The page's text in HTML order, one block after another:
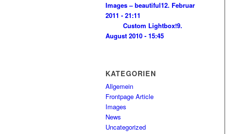
Images – beautiful12. Februar
2011 - 21:11
Custom Lightbox!9.
August 2010 - 15:45
KATEGORIEN
Allgemein
Frontpage Article
Images
News
Uncategorized